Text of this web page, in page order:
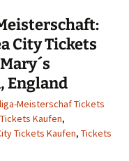
City Tickets
England
Meisterschaf Tickets
Kaufen,
Tickets Kaufen, Tickets